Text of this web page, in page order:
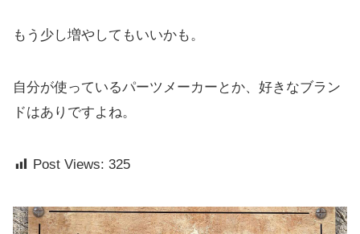
もう少し増やしてもいいかも。
自分が使っているパーツメーカーとか、好きなブラン
ドはありですよね。
Post Views: 325